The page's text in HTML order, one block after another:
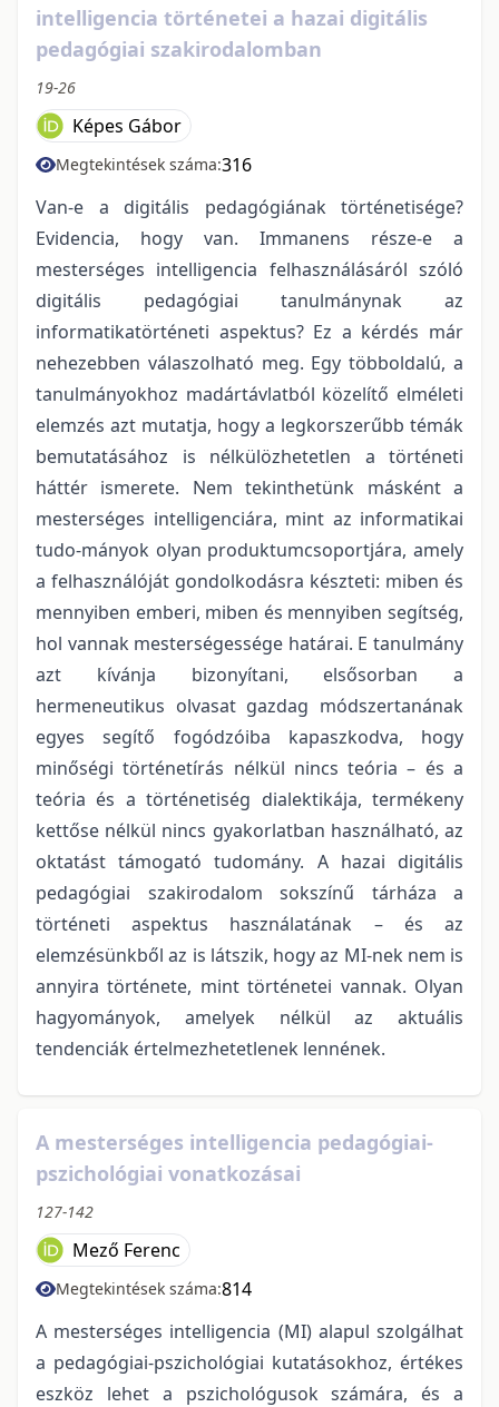
intelligencia történetei a hazai digitális
pedagógiai szakirodalomban
19-26
Képes Gábor
Megtekintések száma:316
Van-e a digitális pedagógiának történetisége?
Evidencia, hogy van. Immanens része-e a
mesterséges intelligencia felhasználásáról szóló
digitális pedagógiai tanulmánynak az
informatikatörténeti aspektus? Ez a kérdés már
nehezebben válaszolható meg. Egy többoldalú, a
tanulmányokhoz madártávlatból közelítő elméleti
elemzés azt mutatja, hogy a legkorszerűbb témák
bemutatásához is nélkülözhetetlen a történeti
háttér ismerete. Nem tekinthetünk másként a
mesterséges intelligenciára, mint az informatikai
tudo-mányok olyan produktumcsoportjára, amely
a felhasználóját gondolkodásra készteti: miben és
mennyiben emberi, miben és mennyiben segítség,
hol vannak mesterségessége határai. E tanulmány
azt kívánja bizonyítani, elsősorban a
hermeneutikus olvasat gazdag módszertanának
egyes segítő fogódzóiba kapaszkodva, hogy
minőségi történetírás nélkül nincs teória – és a
teória és a történetiség dialektikája, termékeny
kettőse nélkül nincs gyakorlatban használható, az
oktatást támogató tudomány. A hazai digitális
pedagógiai szakirodalom sokszínű tárháza a
történeti aspektus használatának – és az
elemzésünkből az is látszik, hogy az MI-nek nem is
annyira története, mint történetei vannak. Olyan
hagyományok, amelyek nélkül az aktuális
tendenciák értelmezhetetlenek lennének.
A mesterséges intelligencia pedagógiai-
pszichológiai vonatkozásai
127-142
Mező Ferenc
Megtekintések száma:814
A mesterséges intelligencia (MI) alapul szolgálhat
a pedagógiai-pszichológiai kutatásokhoz, értékes
eszköz lehet a pszichológusok számára, és a